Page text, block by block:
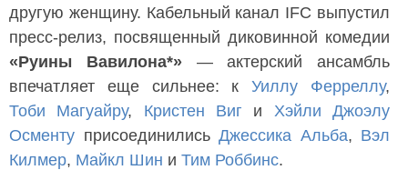
другую женщину. Кабельный канал IFC выпустил
пресс-релиз, посвященный диковинной комедии
«Руины Вавилона*»— актерский ансамбль
впечатляет еще сильнее: кУиллу Ферреллу,
Тоби Магуайру, Кристен Виг и Хэйли Джоэлу
Осменту присоединились Джессика Альба, Вэл
Килмер, Майкл Шин и Тим Роббинс.